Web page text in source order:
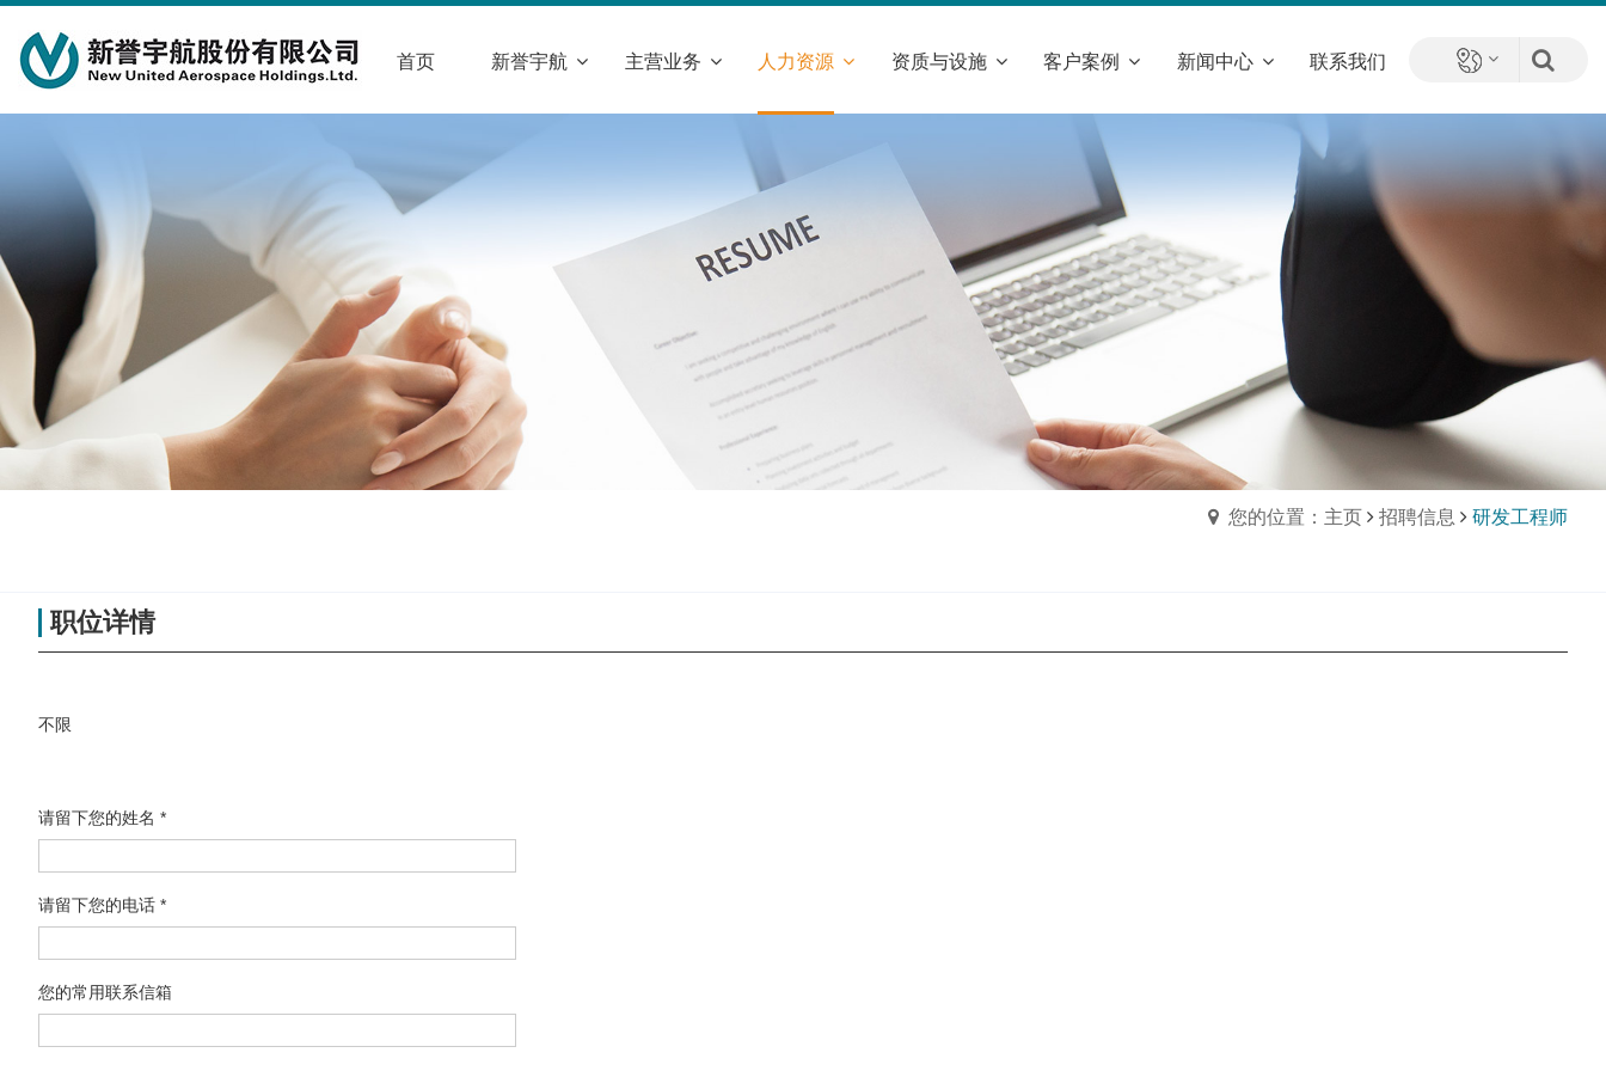
首页 新誉宇航 主营业务 人力资源 资质与设施 客户案例 新闻中心 联系我们
您的位置：主页 招聘信息 研发工程师
职位详情
不限
请留下您的姓名 *
请留下您的电话 *
您的常用联系信箱